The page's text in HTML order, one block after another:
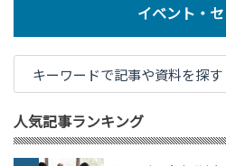
イベント・
人気記事ランキング